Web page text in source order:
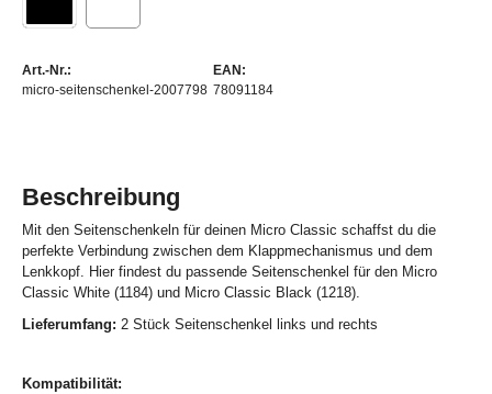
Art.-Nr.:
micro-seitenschenkel-2007798
EAN:
78091184
Beschreibung
Mit den Seitenschenkeln für deinen Micro Classic schaffst du die
perfekte Verbindung zwischen dem Klappmechanismus und dem
Lenkkopf. Hier findest du passende Seitenschenkel für den Micro
Classic White (1184) und Micro Classic Black (1218).
Lieferumfang: 2 Stück Seitenschenkel links und rechts
Kompatibilität: